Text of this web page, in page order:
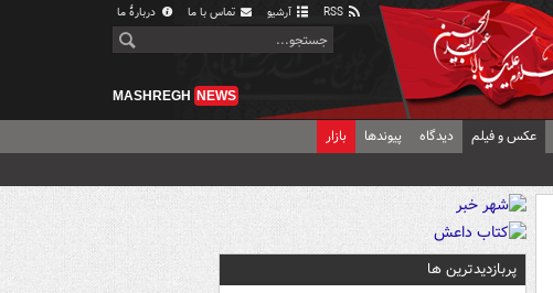
آرشیو تماس با ما دربارهٔ ما
MASHREGH NEWS
عکس و فیلم دیدگاه پیوندها بازار
پربازدیدترین ها